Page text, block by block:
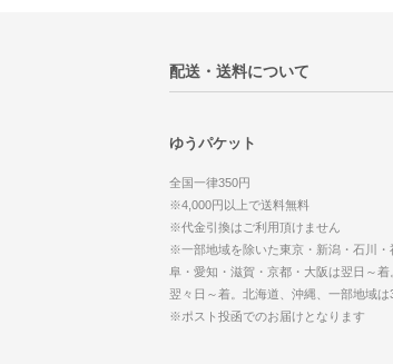
配送・送料について
ゆうパケット
全国一律350円
※4,000円以上で送料無料
※代金引換はご利用頂けません
※一部地域を除いた東京・新潟・石川・
阜・愛知・滋賀・京都・大阪は翌日～着
翌々日～着。北海道、沖縄、一部地域は
※ポスト投函でのお届けとなります